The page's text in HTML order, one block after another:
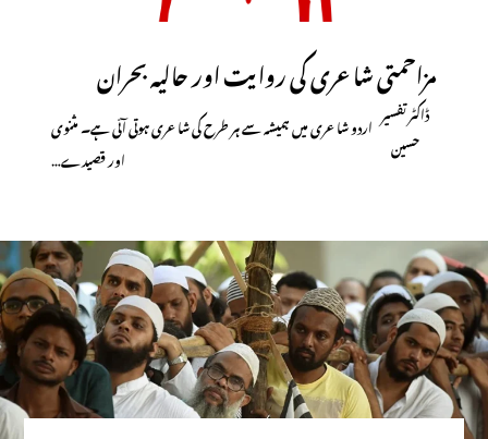
مزاحمتی شاعری کی روایت اور حالیہ بحران
ڈاکٹر تفسیر
حسین
اردو شاعری میں ہمیشہ سے ہر طرح کی شاعری ہوتی آئی ہے۔ مثنوی
اور قصیدے…